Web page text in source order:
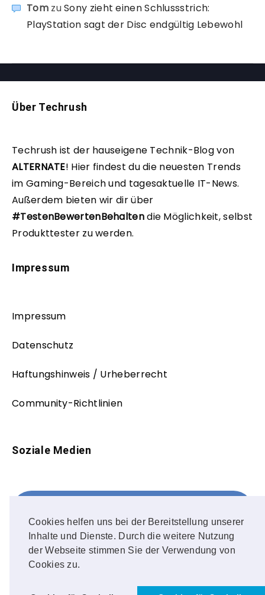
Cookies helfen uns bei der Bereitstellung unserer
Inhalte und Dienste. Durch die weitere Nutzung
der Webseite stimmen Sie der Verwendung von
Cookies zu.
TomzuSony zieht einen Schlussstrich:
PlayStation sagt der Disc endgültig Lebewohl
Über Techrush
Techrush ist der hauseigene Technik-Blog von
ALTERNATE! Hier findest du die neuesten Trends
im Gaming-Bereich und tagesaktuelle IT-News.
Außerdem bieten wir dir über
#TestenBewertenBehaltendie Möglichkeit, selbst
Produkttester zu werden.
Impressum
Impressum
Datenschutz
Haftungshinweis / Urheberrecht
Community-Richtlinien
Soziale Medien
FOLLOW ME!
Instagram
OUR PHOTOS!